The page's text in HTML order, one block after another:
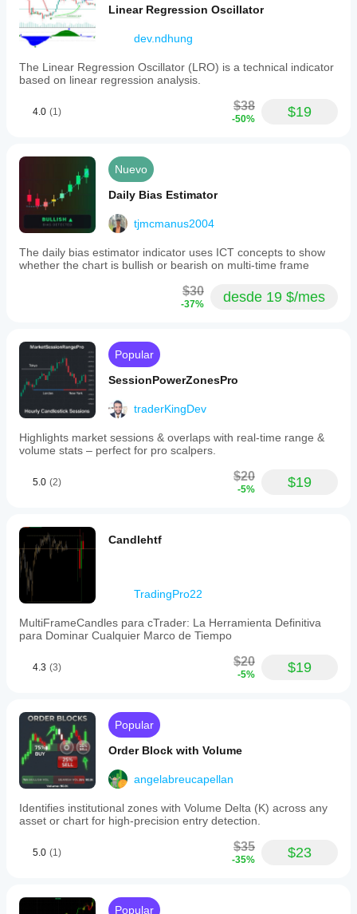
Linear Regression Oscillator
dev.ndhung
The Linear Regression Oscillator (LRO) is a technical indicator
based on linear regression analysis.
4.0 (1) $38
-50% $19
Nuevo
Daily Bias Estimator
tjmcmanus2004
The daily bias estimator indicator uses ICT concepts to show
whether the chart is bullish or bearish on multi-time frame
$30
-37% desde 19 $/mes
Popular
SessionPowerZonesPro
traderKingDev
Highlights market sessions & overlaps with real-time range &
volume stats – perfect for pro scalpers.
5.0 (2) $20
-5% $19
Candlehtf
TradingPro22
MultiFrameCandles para cTrader: La Herramienta Definitiva
para Dominar Cualquier Marco de Tiempo
4.3 (3) $20
-5% $19
Popular
Order Block with Volume
angelabreucapellan
Identifies institutional zones with Volume Delta (K) across any
asset or chart for high-precision entry detection.
5.0 (1) $35
-35% $23
Popular